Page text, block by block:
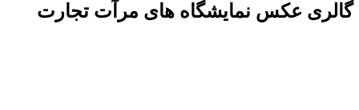
گالری عکس نمایشگاه های مرآت تجارت